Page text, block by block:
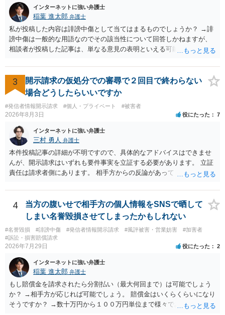
が、個人間の紛争で、合意後もみだりに紛争情報を口外することそれ
自体が異常事態であって、相手方への抑止効果として口外禁止条項を
設定しておく方が望ましい場合が多いと思われます（上記のとおり、
口外禁止条項は、違反した際の違約金条項とワンセットにすることで
効果を発揮するといえます）。
インターネットに強い弁護士
稲葉 進太郎 弁護士
私が投稿した内容は誹謗中傷として当てはまるものでしょうか？ →誹
謗中傷は一般的な用語なのでその該当性について回答しかねますが、
相談者が投稿した記事は、単なる意見の表明といえる可能性が高く、
て、開示請求が認められたり、民事裁判や刑事裁判に発展しうるもの
でしょうか？ →権利侵害や、名誉毀損・侮辱に該当する可能性が低い
ため、民事裁判や刑事裁判に発展することはあまり考えられないよう
に思われます。
3
開示請求の仮処分での審尋で２回目で終わらない
場合どうしたらいいですか
#発信者情報開示請求 #個人・プライベート #被害者
2026年8月3日 役にたった 7
インターネットに強い弁護士
三村 勇人 弁護士
本件投稿記事の詳細が不明ですので、具体的なアドバイスはできませ
んが、開示請求はいずれも要件事実を立証する必要があります。 立証
責任は請求者側にあります。 相手方からの反論があっても、裁判官が
方が口頭で反論したのは、仮処分は迅速性が要求されるためです。 書
面での反論となれば、より遅延する可能性がございます。 また、本件
はXのため、APのIPアドレスの保存期間の問題もございます。 開示請
求は法律知識が不可欠ですが、それだけでは足りず、実務を踏まえた
方法を選択することが重要です。
4
当方の腹いせで相手方の個人情報をSNSで晒して
しまい名誉毀損させてしまったかもしれない
#名誉毀損 #誹謗中傷 #発信者情報開示請求 #風評被害・営業妨害
#加害者
#訴訟・損害賠償請求
2026年7月29日 役にたった 2
インターネットに強い弁護士
稲葉 進太郎 弁護士
もし賠償金を請求されたら分割払い（最大何回まで）は可能でしょう
か？ →相手方が応じれば可能でしょう。 賠償金はいくらくらいになり
そうですか？ →数十万円から１００万円単位まで様々であり、不明で